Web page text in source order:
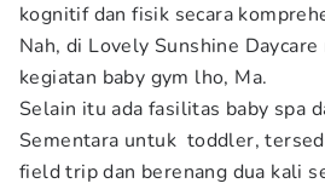
kognitif dan fisik secara
Nah, di Lovely Sunshine Daycare
kegiatan baby gym lho, Ma.
Selain itu ada fasilitas baby spa
Sementara untuk toddler,
field trip dan berenang dua kali